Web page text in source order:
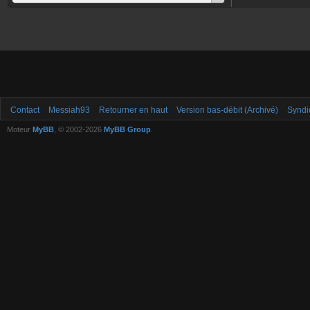
Contact Messiah93 Retourner en haut Version bas-débit (Archivé)
Moteur MyBB , © 2002-2026 MyBB Group